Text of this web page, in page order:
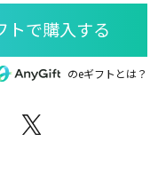
のeギフトとは？